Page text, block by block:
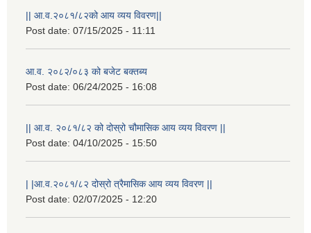
|| आ.व.२०८१/८२को आय व्यय विवरण||
Post date: 07/15/2025 - 11:11
आ.व. २०८२/०८३ को बजेट बक्तब्य
Post date: 06/24/2025 - 16:08
|| आ.व. २०८१/८२ को दोस्रो चौमासिक आय व्यय विवरण ||
Post date: 04/10/2025 - 15:50
| |आ.व.२०८१/८२ दोस्रो त्रैमासिक आय व्यय विवरण ||
Post date: 02/07/2025 - 12:20